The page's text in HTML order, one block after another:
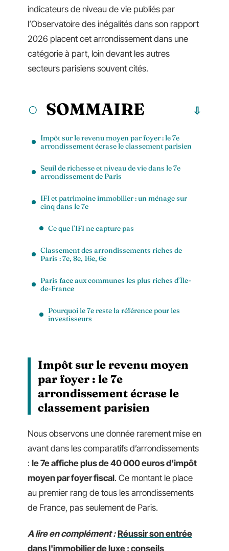
indicateurs de niveau de vie publiés par
l’Observatoire des inégalités dans son rapport
2026 placent cet arrondissement dans une
catégorie à part, loin devant les autres
secteurs parisiens souvent cités.
SOMMAIRE
Impôt sur le revenu moyen par foyer : le 7e
arrondissement écrase le classement parisien
Seuil de richesse et niveau de vie dans le 7e
arrondissement de Paris
IFI et patrimoine immobilier : un ménage sur
cinq dans le 7e
Ce que l’IFI ne capture pas
Classement des arrondissements riches de
Paris : 7e, 8e, 16e, 6e
Paris face aux communes les plus riches d’Île-
de-France
Pourquoi le 7e reste la référence pour les
investisseurs
Impôt sur le revenu moyen
par foyer : le 7e
arrondissement écrase le
classement parisien
Nous observons une donnée rarement mise en
avant dans les comparatifs d’arrondissements
: le 7e affiche plus de 40 000 euros d’impôt
moyen par foyer fiscal. Ce montant le place
au premier rang de tous les arrondissements
de France, pas seulement de Paris.
A lire en complément : Réussir son entrée
dans l'immobilier de luxe : conseils